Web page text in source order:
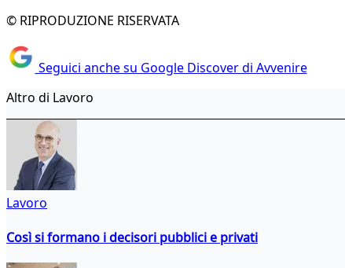
© RIPRODUZIONE RISERVATA
Seguici anche su Google Discover di Avvenire
Altro di Lavoro
Lavoro
Così si formano i decisori pubblici e privati